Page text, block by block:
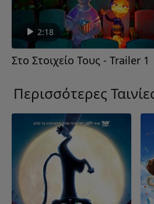
2:18
Στο Στοιχείο Τους - Trailer 1
Περισσότερες